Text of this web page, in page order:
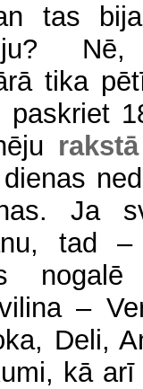
tas
tika
paskriet
Ja
tad –
nogalē
–
Deli,
kā